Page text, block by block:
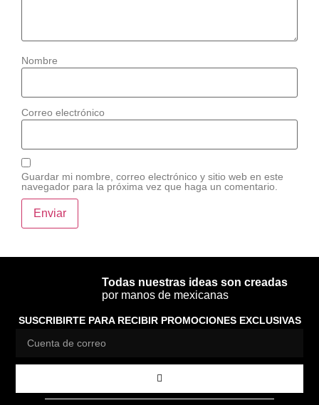
Nombre
Correo electrónico
Guardar mi nombre, correo electrónico y sitio web en este
navegador para la próxima vez que haga un comentario.
Todas nuestras ideas son creadas
por manos de mexicanas
SUSCRIBIRTE PARA RECIBIR PROMOCIONES EXCLUSIVAS